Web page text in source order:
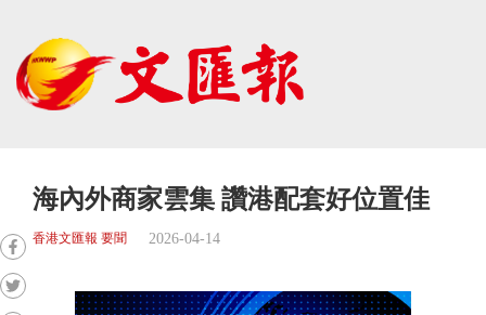
海內外商家雲集 讚港配套好位置佳
香港文匯報 要聞 2026-04-14